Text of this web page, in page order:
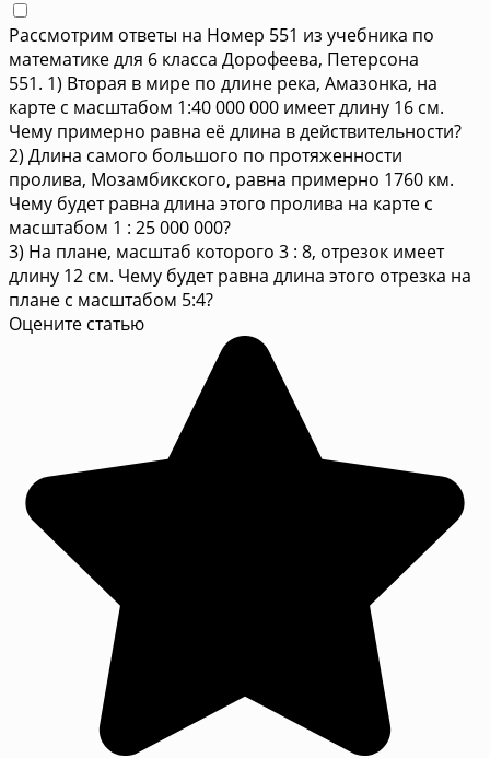
Рассмотрим ответы на Номер 551 из учебника по
математике для 6 класса Дорофеева, Петерсона
551. 1) Вторая в мире по длине река, Амазонка, на
карте с масштабом 1:40 000 000 имеет длину 16 см.
Чему примерно равна её длина в действительности?
2) Длина самого большого по протяженности
пролива, Мозамбикского, равна примерно 1760 км.
Чему будет равна длина этого пролива на карте с
масштабом 1 : 25 000 000?
3) На плане, масштаб которого 3 : 8, отрезок имеет
длину 12 см. Чему будет равна длина этого отрезка на
плане с масштабом 5:4?
Оцените статью